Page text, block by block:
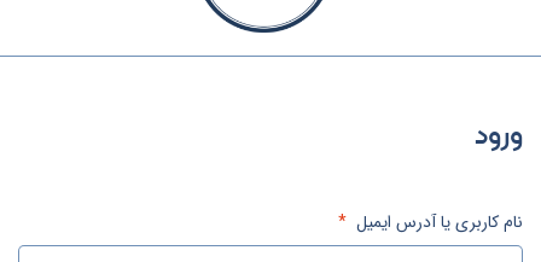
الیمپ
ورود
نام کاربری یا آدرس ایمیل *